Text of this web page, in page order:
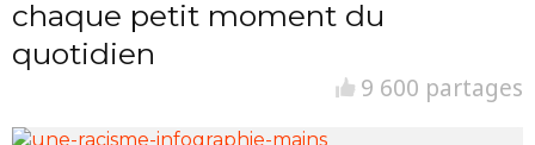
chaque petit moment du
quotidien
9 600 partages